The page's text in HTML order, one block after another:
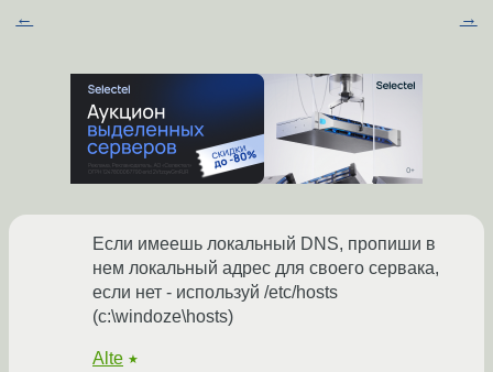
← →
Если имеешь локальный DNS, пропиши в
нем локальный адрес для своего сервака,
если нет - используй /etc/hosts
(c:\windoze\hosts)
Alte ★